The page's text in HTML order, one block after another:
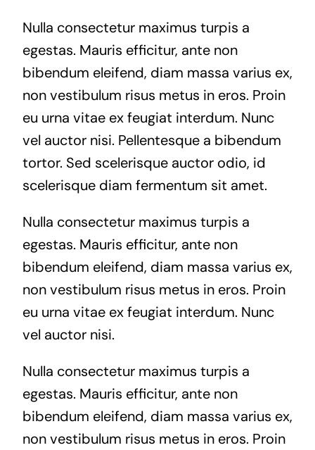
Nulla consectetur maximus turpis a
egestas. Mauris efficitur, ante non
bibendum eleifend, diam massa varius ex,
non vestibulum risus metus in eros. Proin
eu urna vitae ex feugiat interdum. Nunc
vel auctor nisi. Pellentesque a bibendum
tortor. Sed scelerisque auctor odio, id
scelerisque diam fermentum sit amet.
Nulla consectetur maximus turpis a
egestas. Mauris efficitur, ante non
bibendum eleifend, diam massa varius ex,
non vestibulum risus metus in eros. Proin
eu urna vitae ex feugiat interdum. Nunc
vel auctor nisi.
Nulla consectetur maximus turpis a
egestas. Mauris efficitur, ante non
bibendum eleifend, diam massa varius ex,
non vestibulum risus metus in eros. Proin